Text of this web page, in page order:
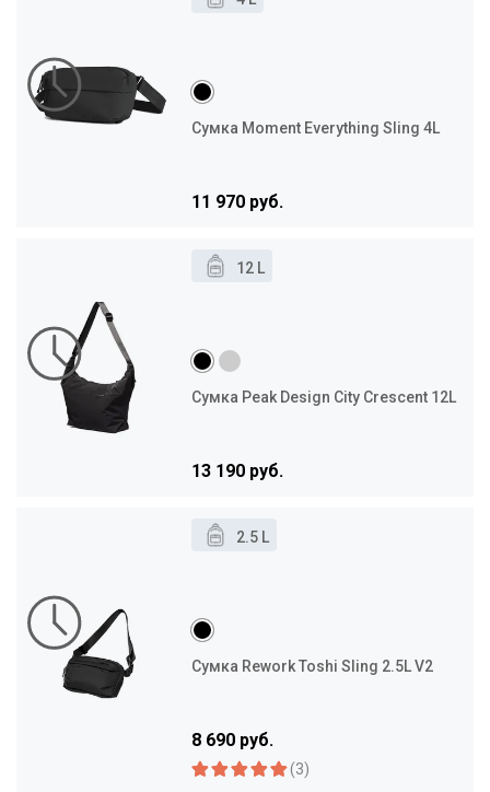
Сумка Moment Everything Sling 4L
11 970 руб.
12 L
Сумка Peak Design City Crescent 12L
13 190 руб.
2.5 L
Сумка Rework Toshi Sling 2.5L V2
8 690 руб.
(3)